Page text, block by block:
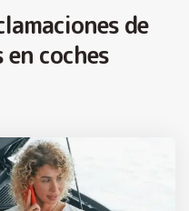
de
coches